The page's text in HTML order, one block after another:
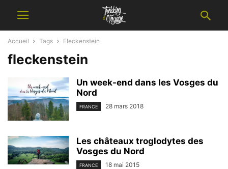
Accueil Tags Fleckenstein
fleckenstein
Un week-end dans les Vosges du
Nord
FRANCE 28 mars 2018
Les châteaux troglodytes des
Vosges du Nord
FRANCE 18 mai 2015